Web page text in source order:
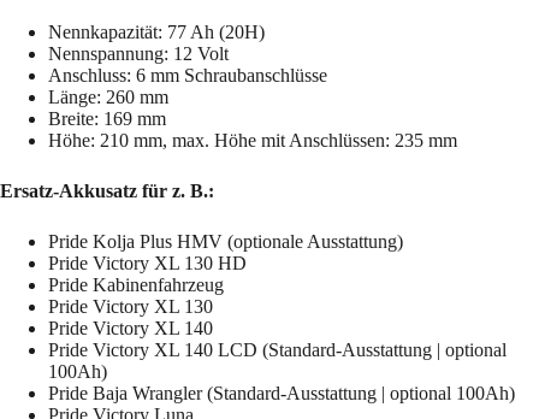
Nennkapazität: 77 Ah (20H)
Nennspannung: 12 Volt
Anschluss: 6 mm Schraubanschlüsse
Länge: 260 mm
Breite: 169 mm
Höhe: 210 mm, max. Höhe mit Anschlüssen: 235 mm
Ersatz-Akkusatz für z. B.:
Pride Kolja Plus HMV (optionale Ausstattung)
Pride Victory XL 130 HD
Pride Kabinenfahrzeug
Pride Victory XL 130
Pride Victory XL 140
Pride Victory XL 140 LCD (Standard-Ausstattung | optional
100Ah)
Pride Baja Wrangler (Standard-Ausstattung | optional 100Ah)
Pride Victory Luna